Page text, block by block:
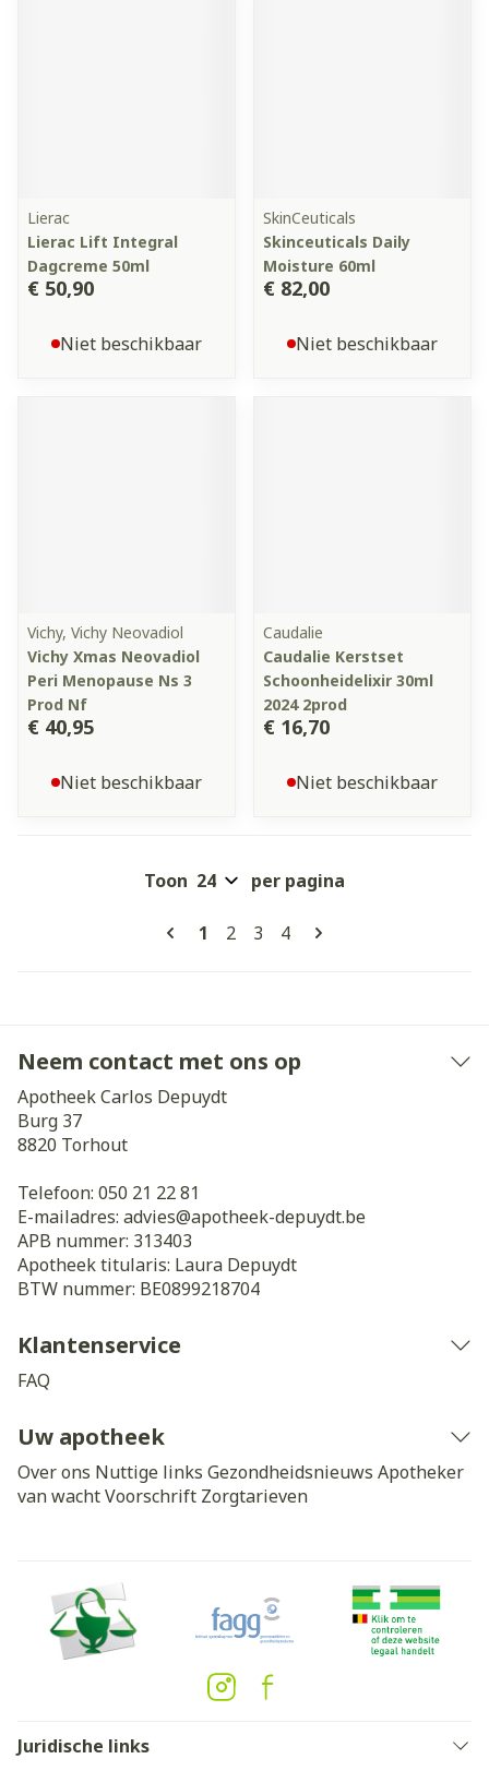
Lierac
Lierac Lift Integral
Dagcreme 50ml
€ 50,90
Niet beschikbaar
SkinCeuticals
Skinceuticals Daily
Moisture 60ml
€ 82,00
Niet beschikbaar
Vichy, Vichy Neovadiol
Vichy Xmas Neovadiol
Peri Menopause Ns 3
Prod Nf
€ 40,95
Niet beschikbaar
Caudalie
Caudalie Kerstset
Schoonheidelixir 30ml
2024 2prod
€ 16,70
Niet beschikbaar
Pagina's
U lees momenteel pagina
1 Pagina
2 Pagina
3 Pagina
4
Toon per pagina
Neem contact met ons op
Apotheek Carlos Depuydt
Burg 37
8820 Torhout
Telefoon: 050 21 22 81
E-mailadres: advies@apotheek-depuydt.be
APB nummer: 313403
Apotheek titularis: Laura Depuydt
BTW nummer: BE0899218704
Klantenservice
FAQ
Uw apotheek
Over ons Nuttige links Gezondheidsnieuws Apotheker
van wachtVoorschrift Zorgtarieven
Juridische links